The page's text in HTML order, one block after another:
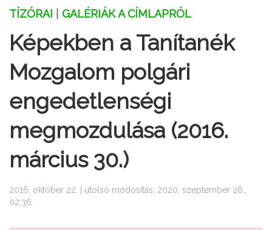
TÍZÓRAI GALÉRIÁK A CÍMLAPRÓL
Képekben a Tanítanék
Mozgalom polgári
engedetlenségi
megmozdulása (2016.
március 30.)
2016. október 22. | utolsó módosítás: 2020. szeptember 26.,
02:36